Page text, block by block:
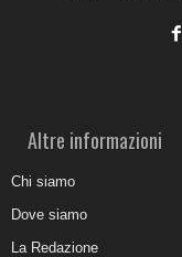
Altre informazioni
Chi siamo
Dove siamo
La Redazione